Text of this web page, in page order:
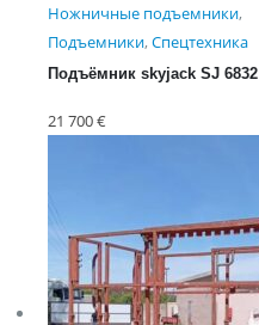
Ножничные подъемники,
Подъемники,Спецтехника
Подъёмник skyjack SJ 6832
21 700€